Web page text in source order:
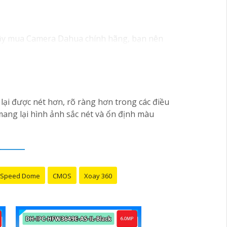
mua Camera Dahua chính hãng, bạn nên
phân giải cao, tính năng thông minh và độ
tử hoặc tại các cửa hàng điện tử.
được nét hơn, rõ ràng hơn trong các điều
lại hình ảnh sắc nét và ổn định màu
Speed Dome CMOS Xoay 360